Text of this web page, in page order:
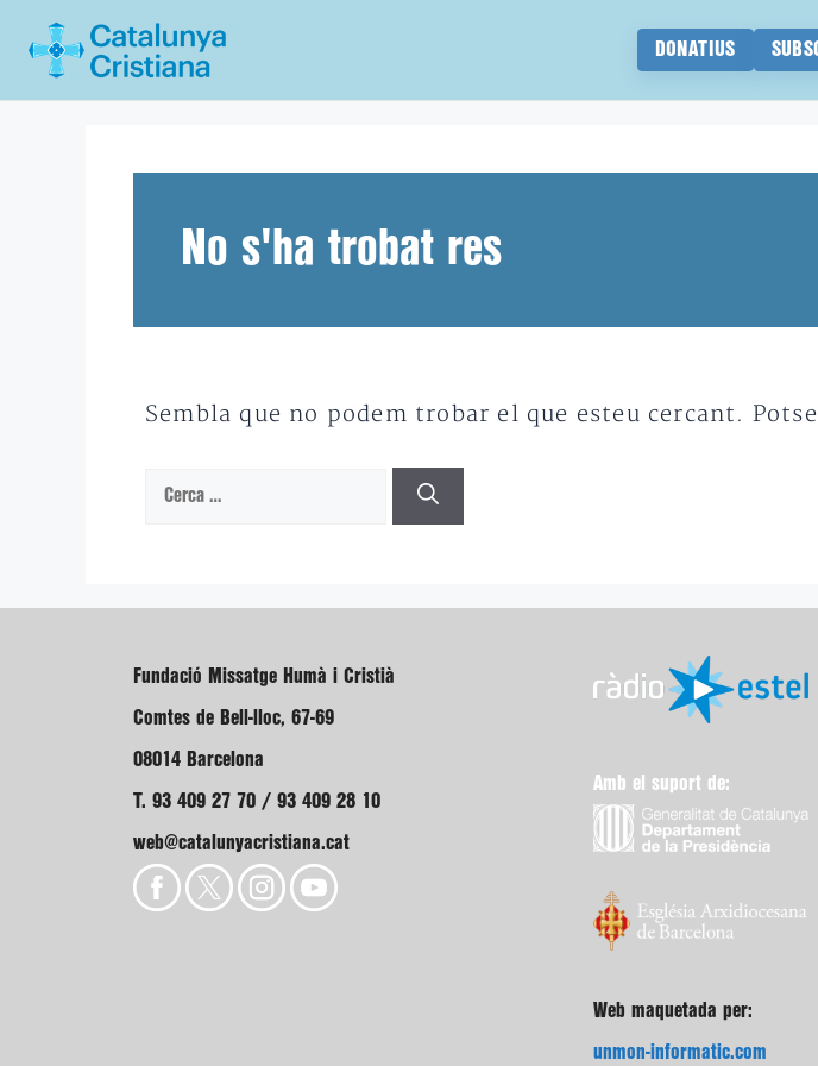
DONATIUS
No s'ha trobat res
Sembla que no podem trobar el que esteu cercant.
Cerca:
Fundació Missatge Humà i Cristià
Comtes de Bell-lloc, 67-69
08014 Barcelona
T. 93 409 27 70 / 93 409 28 10
web@catalunyacristiana.cat
Amb el suport de:
Web maquetada per:
unmon-informatic.com